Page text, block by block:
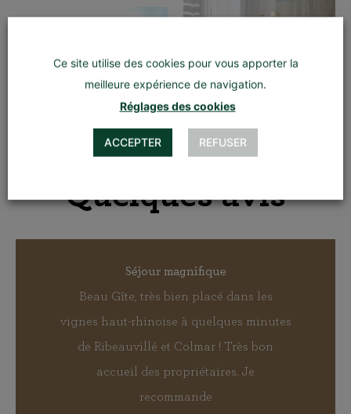
Quelques avis
Séjour magnifique
Beau Gîte, très bien placé dans les
vignes haut-rhinoise à quelques minutes
de Ribeauvillé et Colmar ! Très bon
accueil des propriétaires. Je
recommande
Ce site utilise des cookies pour vous apporter la
meilleure expérience de navigation.
Réglages des cookies
ACCEPTER REFUSER